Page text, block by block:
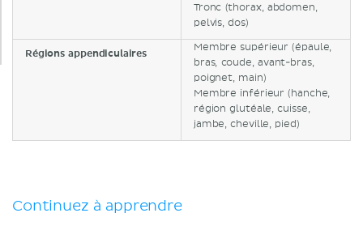
Tronc (thorax, abdomen,
pelvis, dos)
Régions appendiculaires
Membre supérieur (épaule,
bras, coude, avant-bras,
poignet, main)
Membre inférieur (hanche,
région glutéale, cuisse,
jambe, cheville, pied)
Continuez à apprendre